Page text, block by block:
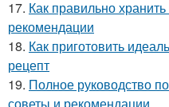
17. Как правильно
рекомендации
18. Как приготовить
рецепт
19. Полное руководство